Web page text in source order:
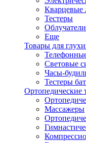
Кварцевые
Тестеры
Еще
Товары для
Световые
Часы-
Тестеры
Ортопедические
Массажеры